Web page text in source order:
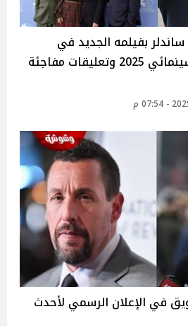
بفيلمه الجديد في
مهرجان فينيسيا السينمائي 2025 وتعليقات مفاجئة
في الإعلان الرسمي لأحدث